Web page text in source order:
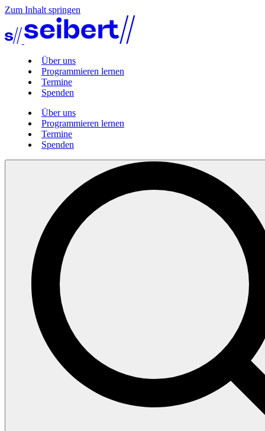
Zum Inhalt springen
Über uns
Programmieren lernen
Termine
Spenden
Über uns
Programmieren lernen
Termine
Spenden